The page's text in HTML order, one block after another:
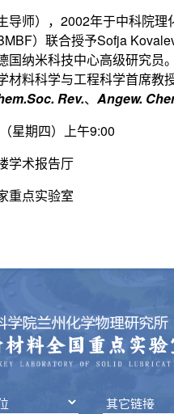
导师），2002年于中科院
）联合授予Sofja
国纳米科技中心高级研究员
材料科学与工程科学首席
Rev.、 Angew.
星期四）上午9:00
学术报告厅
重点实验室